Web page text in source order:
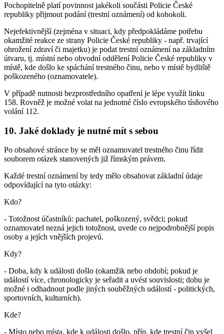
Pochopitelně platí povinnost jakékoli součásti Policie České
republiky přijmout podání (trestní oznámení) od kohokoli.
Nejefektivnější (zejména v situaci, kdy předpokládáme potřebu
okamžité reakce ze strany Policie České republiky - např. trvající
ohrožení zdraví či majetku) je podat trestní oznámení na základním
útvaru, tj. místní nebo obvodní oddělení Policie České republiky v
místě, kde došlo ke spáchání trestného činu, nebo v místě bydliště
poškozeného (oznamovatele).
V případě nutnosti bezprostředního opatření je lépe využít linku
158. Rovněž je možné volat na jednotné číslo evropského tísňového
volání 112.
10. Jaké doklady je nutné mít s sebou
Po obsahové stránce by se měl oznamovatel trestného činu řídit
souborem otázek stanovených již římským právem.
Každé trestní oznámení by tedy mělo obsahovat základní údaje
odpovídající na tyto otázky:
Kdo?
- Totožnost účastníků: pachatel, poškozený, svědci; pokud
oznamovatel nezná jejich totožnost, uvede co nejpodrobnější popis
osoby a jejích vnějších projevů.
Kdy?
- Doba, kdy k události došlo (okamžik nebo období; pokud je
událostí více, chronologicky je seřadit a uvést souvislosti; dobu je
možné i odhadnout podle jiných souběžných událostí - politických,
sportovních, kulturních).
Kde?
- Místo nebo místa, kde k události došlo, příp. kde trestní čin vyšel